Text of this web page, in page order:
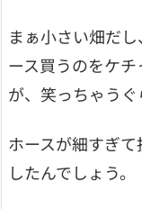
まぁ小さい畑だ
ース買うのをケ
が、笑っちゃう
ホースが細すぎ
したんでしょう。